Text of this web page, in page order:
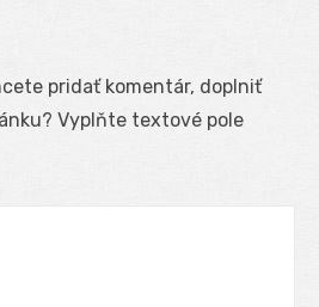
pridať komentár, doplniť
Vyplňte textové pole